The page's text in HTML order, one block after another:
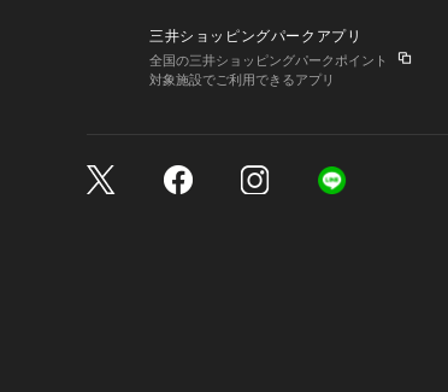
三井ショッピングパークアプリ
全国の三井ショッピングパークポイント
対象施設でご利用できるアプリ